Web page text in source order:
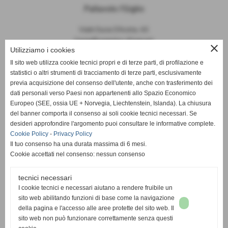
Pallavolo I'Giglio
Castelfiorentino (Firenze)
info@pallavoloigiglio.it
close
Utilizziamo i cookies
Il sito web utilizza cookie tecnici propri e di terze parti, di profilazione e
statistici o altri strumenti di tracciamento di terze parti, esclusivamente
previa acquisizione del consenso dell'utente, anche con trasferimento dei
dati personali verso Paesi non appartenenti allo Spazio Economico
Europeo (SEE, ossia UE + Norvegia, Liechtenstein, Islanda). La chiusura
del banner comporta il consenso ai soli cookie tecnici necessari. Se
desideri approfondire l'argomento puoi consultare le informative complete.
Cookie Policy - Privacy Policy
Il tuo consenso ha una durata massima di 6 mesi.
Cookie accettati nel consenso: nessun consenso
tecnici necessari
I cookie tecnici e necessari aiutano a rendere fruibile un
sito web abilitando funzioni di base come la navigazione
della pagina e l'accesso alle aree protette del sito web. Il
sito web non può funzionare correttamente senza questi